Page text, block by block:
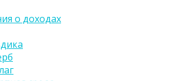
о доходах